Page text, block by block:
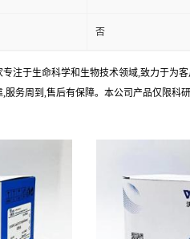
否
注于生命科学和生物技术领域,致力于为
服务周到,售后有保障。本公司产品仅限科